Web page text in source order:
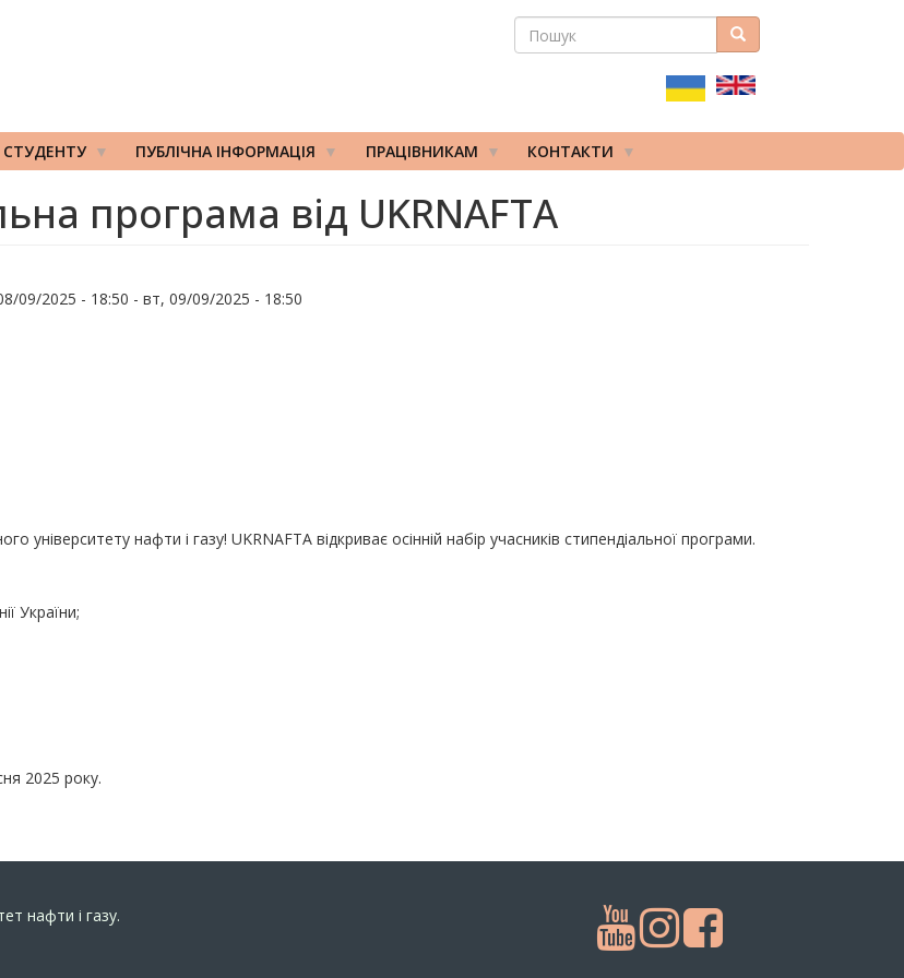
ПОШУКОВА
ПОШУК Пошук
СТУДЕНТУ ПУБЛІЧНА ІНФОРМАЦІЯ ПРАЦІВНИКАМ КОНТАКТИ
програма від UKRNAFTA
09/2025 - 18:50 -вт, 09/09/2025 - 18:50
університету нафти і газу! UKRNAFTA відкриває осінній набір учасників стипендіальної програми.
України;
2025 року.
нафти і газу.